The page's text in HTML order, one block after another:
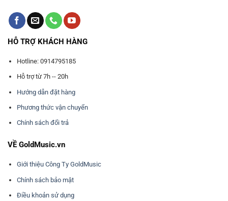
HỖ TRỢ KHÁCH HÀNG
Hotline: 0914795185
Hỗ trợ từ 7h -- 20h
Hướng dẫn đặt hàng
Phương thức vận chuyển
Chính sách đổi trả
VỀ GoldMusic.vn
Giới thiệu Công Ty GoldMusic
Chính sách bảo mật
Điều khoản sử dụng